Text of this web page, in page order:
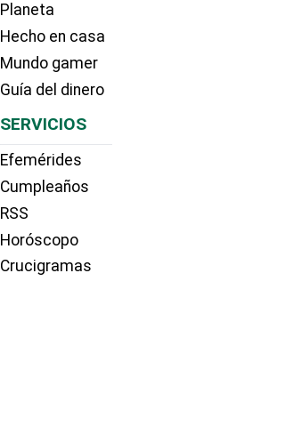
Planeta
Hecho en casa
Mundo gamer
Guía del dinero
SERVICIOS
Efemérides
Cumpleaños
RSS
Horóscopo
Crucigramas